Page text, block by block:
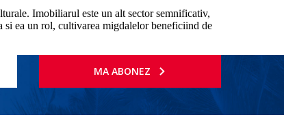
Imobiliarul este un alt sector semnificativ,
ea un rol, cultivarea migdalelor beneficiind de
MA ABONEZ